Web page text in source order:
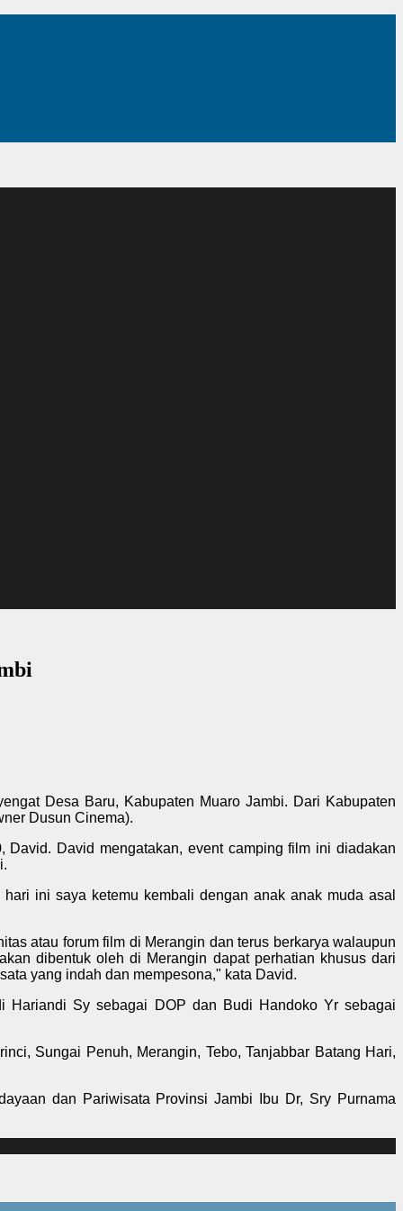
Desa Baru, Kabupaten Muaro Jambi. Dari Kabupaten
Dusun Cinema).
David mengatakan, event camping film ini diadakan
ini saya ketemu kembali dengan anak anak muda asal
atau forum film di Merangin dan terus berkarya walaupun
dibentuk oleh di Merangin dapat perhatian khusus dari
yang indah dan mempesona," kata David.
Hariandi Sy sebagai DOP dan Budi Handoko Yr sebagai
Sungai Penuh, Merangin, Tebo, Tanjabbar Batang Hari,
dan Pariwisata Provinsi Jambi Ibu Dr, Sry Purnama